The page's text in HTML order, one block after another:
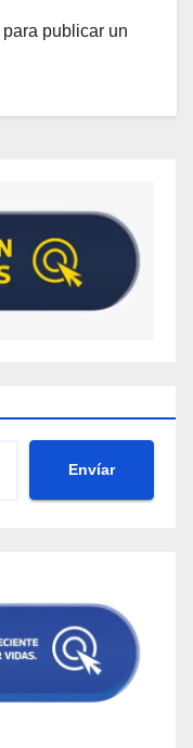
para publicar un
Envíar